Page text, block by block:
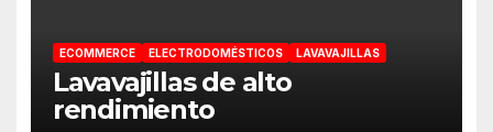
ECOMMERCE ELECTRODOMÉSTICOS LAVAVAJILLAS
Lavavajillas de alto
rendimiento